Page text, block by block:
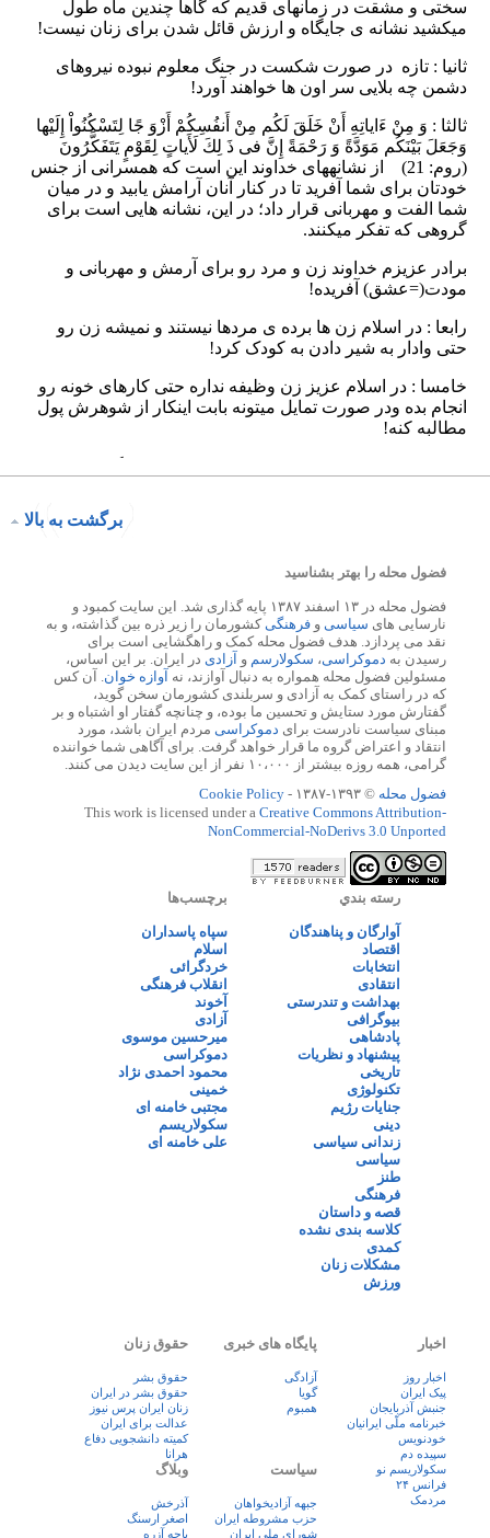
برگشت به بالا
فضول محله را بهتر بشناسید
فضول محله در ۱۳ اسفند ۱۳۸۷ پایه گذاری شد. این سایت کمبود و
نارسایی های سیاسی و فرهنگی کشورمان را زیر ذره بین گذاشته، و به
نقد می پردازد. هدف فضول محله کمک و راهگشایی است برای
رسیدن به دموکراسی، سکولارسم و آزادی در ایران. بر این اساس،
مسئولین فضول محله همواره به دنبال آوازند، نه آوازه خوان . آن کس
که در راستای کمک به آزادی و سربلندی کشورمان سخن گوید،
گفتارش مورد ستایش و تحسین ما بوده، و چنانچه گفتار او اشتباه و بر
مبنای سیاست نادرست برای دموکراسی مردم ایران باشد، مورد
انتقاد و اعتراض گروه ما قرار خواهد گرفت. برای آگاهی شما خواننده
گرامی، همه روزه بیشتر از ۱۰،۰۰۰ نفر از این سایت دیدن می کنند.
فضول محله © ۱۳۹۳-۱۳۸۷ -
Cookie Policy
This work is licensed under a Creative Commons Attribution-
NonCommercial-NoDerivs 3.0 Unported
رسته بندي
آوارگان و پناهندگان
اقتصاد
انتخابات
انتقادی
بهداشت و تندرستی
بیوگرافی
پادشاهی
پیشنهاد و نظریات
تاریخی
تکنولوژی
جنایات رژیم
دینی
زندانی سیاسی
سیاسی
طنز
فرهنگی
قصه و داستان
کلاسه بندی نشده
کمدی
مشکلات زنان
ورزش
برچسب‌ها
سپاه پاسداران
اسلام
خردگرائی
انقلاب فرهنگی
آخوند
آزادی
میرحسین موسوی
دموکراسی
محمود احمدی نژاد
خمینی
مجتبی خامنه ای
سکولاریسم
علی خامنه ای
اخبار
اخبار روز
پيک ايران
جنبش آذربایجان
خبرنامه ملّی ایرانیان
خودنویس
سپیده دم
سکولاریسم نو
فرانس ۲۴
مردمک
پایگاه های خبری
آزادگی
گویا
همبوم
حقوق زنان
حقوق بشر
حقوق بشر در ایران
زنان ايران پرس نيوز
عدالت برای ایران
کمیته دانشجویی دفاع
هرانا
سیاست
جبهه آزادیخواهان
حزب مشروطه ایران
شورای ملی ایران
وبلاگ
آذرخش
اصغر ارسنگ
باچه آزره